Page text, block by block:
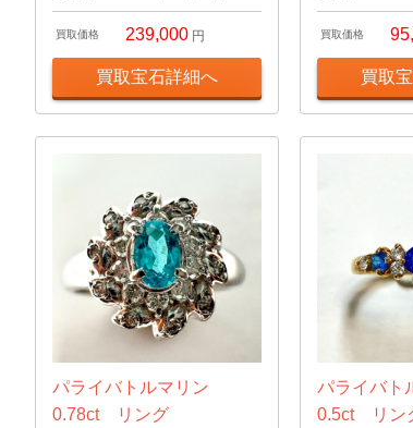
買取価格 239,000 円
買取宝石詳細へ
買取価格
買取
パライバトルマリン
0.78ct リング
パライバ
0.5ct リン